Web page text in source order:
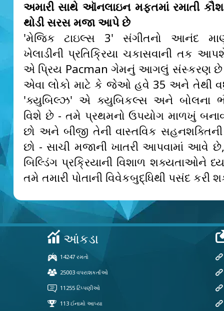
અમારી સાથે ઑનલાઇન મફતમાં રમાતી
થોડી સરસ મજા આપે છે
'મેજિક ટાઇલ્સ 3' સંગીતનો આનંદ
ખેલાડીની પ્રતિક્રિયા ચકાસવાની તક
એ પ્રિય Pacman ગેમનું આગલું સંસ્કરણ છે
એવા લોકો માટે કે જેઓ હવે 35 અને તેથી
'ક્યુબિલ્ઝ' એ ક્યુબિકલ્સ અને બોલના
વિશે છે - તમે પ્રથમનો ઉપયોગ માળખું
છો અને બીજી તેની વાસ્તવિક સહનશક્તિની
છો - સાચી મજાની ખાતરી આપવામાં આવે
બિલ્ડિંગ પ્રક્રિયાની વિશાળ શક્યતાઓને
તમે તમારી પોતાની વિવેકબુદ્ધિથી પસંદ કરી